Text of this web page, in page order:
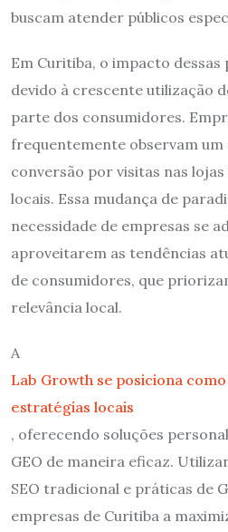
buscam atender públicos
Em Curitiba, o impacto
devido à crescente utilização
parte dos consumidores.
frequentemente observam um
conversão por visitas nas
locais. Essa mudança de
necessidade de empresas se
aproveitarem as tendências
de consumidores, que
relevância local.
A
Lab Growth se posiciona
estratégias locais
, oferecendo soluções
GEO de maneira eficaz.
SEO tradicional e práticas de
empresas de Curitiba a